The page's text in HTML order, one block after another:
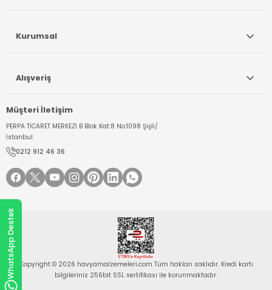
Müşteri İletişim
PERPA TİCARET MERKEZİ B Blok Kat:8 No:1098 Şişli/
İstanbul
0212 912 46 36
Kurumsal
Alışveriş
Copyright © 2026 havyamalzemeleri.com Tüm hakları saklıdır. Kredi kartı
bilgileriniz 256bit SSL sertifikası ile korunmaktadır.
WhatsApp Destek